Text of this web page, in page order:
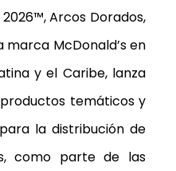
Arcos Dorados,
McDonald’s en
y el Caribe, lanza
temáticos y
la distribución de
como parte de las